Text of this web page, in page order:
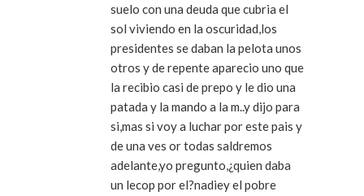
suelo con una deuda que cubria el
sol viviendo en la oscuridad,los
presidentes se daban la pelota unos
otros y de repente aparecio uno que
la recibio casi de prepo y le dio una
patada y la mando a la m..y dijo para
si,mas si voy a luchar por este pais y
de una ves or todas saldremos
adelante,yo pregunto,¿quien daba
un lecop por el?nadiey el pobre